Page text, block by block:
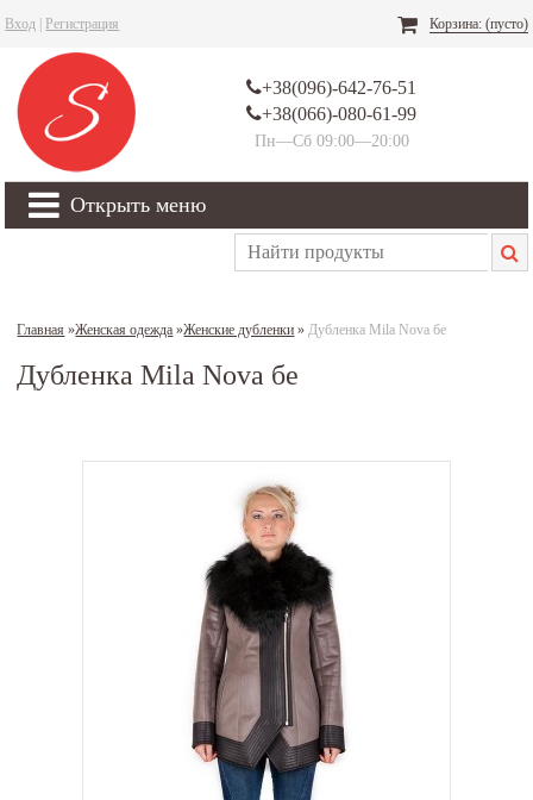
Вход Регистрация Корзина: (пусто)
+38(096)-642-76-51
+38(066)-080-61-99
Пн—Сб 09:00—20:00
Открыть меню
Главная »Женская одежда »Женские дубленки » Дубленка Mila Nova бе
Дубленка Mila Nova бе